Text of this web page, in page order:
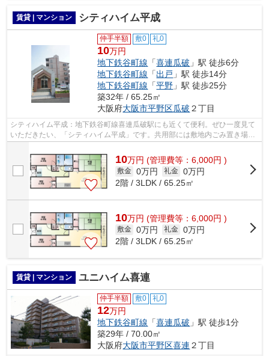
賃貸 | マンション シティハイム平成
仲手半額 敷0 礼0
10万円
地下鉄谷町線 「喜連瓜破 」駅 徒歩6分
地下鉄谷町線 「出戸 」駅 徒歩14分
地下鉄谷町線 「平野 」駅 徒歩25分
築32年 / 65.25㎡
大阪府大阪市平野区瓜破 ２丁目
シティハイム平成：地下鉄谷町線喜連瓜破駅にも近くて便利。ぜひ一度見て
いただきたい、「シティハイム平成」です。共用部には敷地内ごみ置き場・
10万円 (管理費等：6,000円 )
敷金 0万円 礼金 0万円
2階 / 3LDK / 65.25㎡
10万円 (管理費等：6,000円 )
敷金 0万円 礼金 0万円
2階 / 3LDK / 65.25㎡
賃貸 | マンション ユニハイム喜連
仲手半額 敷0 礼0
12万円
地下鉄谷町線 「喜連瓜破 」駅 徒歩1分
築29年 / 70.00㎡
大阪府大阪市平野区喜連 ２丁目